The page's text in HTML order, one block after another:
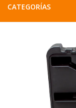
CATEGORÍAS